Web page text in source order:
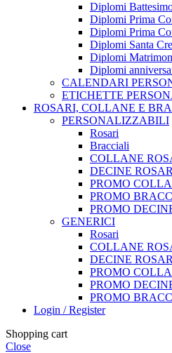
Diplomi
Diplomi Prima
Diplomi Prima
Diplomi Santa
Diplomi
Diplomi
CALENDARI
ETICHETTE
ROSARI, COLLANE E
PERSONALIZZABILI
Rosari
Bracciali
COLLANE
DECINE
PROMO
PROMO
PROMO
GENERICI
Rosari
COLLANE
DECINE
PROMO
PROMO
PROMO
Login / Register
Shopping cart
Close